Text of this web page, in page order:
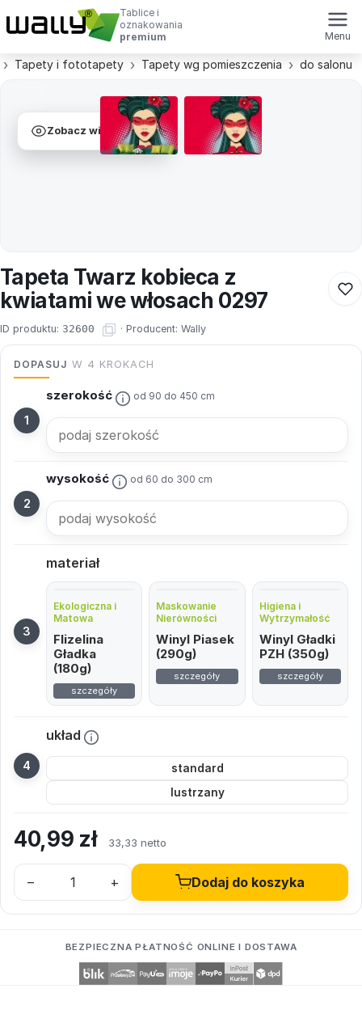
Tablice i
oznakowania
premium
Menu
Tapety i fototapety Tapety wg pomieszczenia do salonu
Zobacz wizualizacje
Tapeta Twarz kobieca z
kwiatami we włosach 0297
ID produktu: 32600 · Producent: Wally
DOPASUJ W 4 KROKACH
szerokość od 90 do 450 cm
wysokość od 60 do 300 cm
materiał
Ekologiczna i
Matowa
Flizelina
Gładka
(180g)
szczegóły
Maskowanie
Nierówności
Winyl Piasek
(290g)
szczegóły
Higiena i
Wytrzymałość
Winyl Gładki
PZH (350g)
szczegóły
układ
standard
lustrzany
40,99 zł 33,33 netto
– + Dodaj do koszyka
BEZPIECZNA PŁATNOŚĆ ONLINE I DOSTAWA